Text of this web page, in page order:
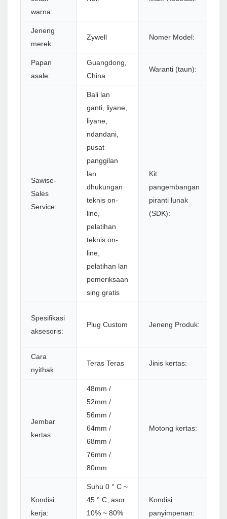
warna:
Jeneng
merek:
Zywell Nomer Model:
Papan
asale:
Guangdong,
China
Waranti (taun):
Sawise-
Sales
Service:
Bali lan
ganti, liyane,
liyane,
ndandani,
pusat
panggilan
lan
dhukungan
teknis on-
line,
pelatihan
teknis on-
line,
pelatihan lan
pemeriksaan
sing gratis
Kit
pangembangan
piranti lunak
(SDK):
Spesifikasi
aksesoris:
Plug Custom Jeneng Produk:
Cara
nyithak:
Teras Teras Jinis kertas:
Jembar
kertas:
48mm /
52mm /
56mm /
64mm /
68mm /
76mm /
80mm
Motong kertas:
Kondisi
kerja:
Suhu 0 ° C ~
45 ° C, asor
10% ~ 80%
Kondisi
panyimpenan: